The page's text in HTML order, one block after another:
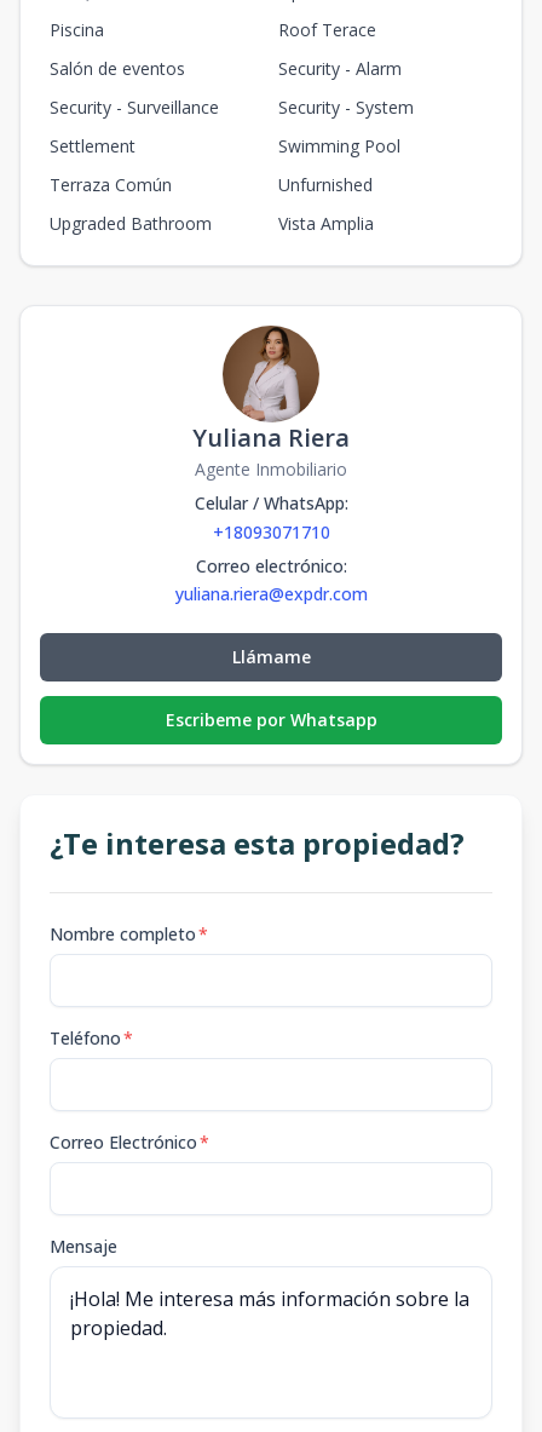
Piscina
Roof Terace
Salón de eventos
Security - Alarm
Security - Surveillance
Security - System
Settlement
Swimming Pool
Terraza Común
Unfurnished
Upgraded Bathroom
Vista Amplia
Yuliana Riera
Agente Inmobiliario
Celular / WhatsApp:
+18093071710
Correo electrónico:
yuliana.riera@expdr.com
Llámame
Escribeme por Whatsapp
¿Te interesa esta propiedad?
Nombre completo*
Teléfono*
Correo Electrónico*
Mensaje